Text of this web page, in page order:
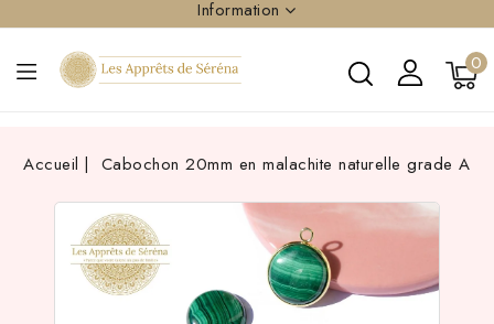
Information
0
Accueil Cabochon 20mm en malachite naturelle grade A